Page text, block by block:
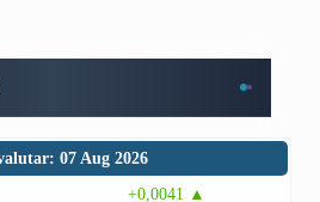
07 Aug 2026
+0,0041 ▲